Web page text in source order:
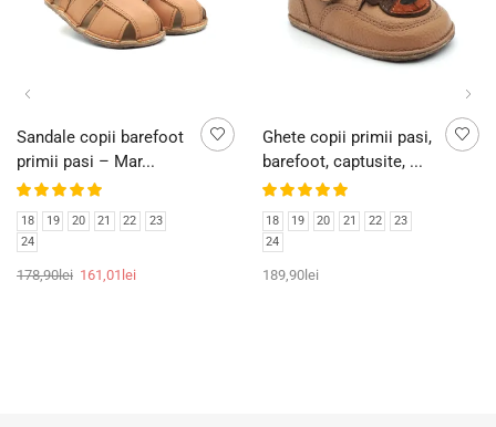
Sandale copii barefoot
primii pasi – Mar...
18 19 20 21 22
23
24
178,90lei 161,01 lei
Ghete copii primii pasi,
barefoot, captusite, ...
18 19 20 21 22
23
24
189,90lei